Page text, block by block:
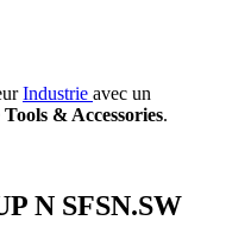
Industrie avec un
Tools & Accessories.
N SFSN.SW